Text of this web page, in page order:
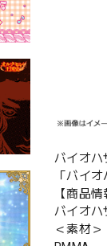
バイオハ
「バイ
【商品情
バイオハ
＜素材＞